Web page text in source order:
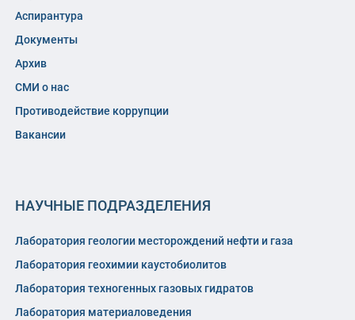
Аспирантура
Документы
Архив
СМИ о нас
Противодействие коррупции
Вакансии
НАУЧНЫЕ ПОДРАЗДЕЛЕНИЯ
Лаборатория геологии месторождений нефти и газа
Лаборатория геохимии каустобиолитов
Лаборатория техногенных газовых гидратов
Лаборатория материаловедения